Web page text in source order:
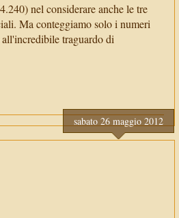
nel considerare anche le tre
Ma conteggiamo solo i numeri
traguardo di
sabato 26 maggio 2012